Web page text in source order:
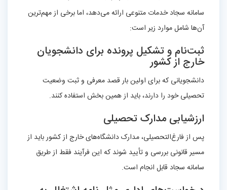
سامانه سجاد خدمات متنوعی ارائه می‌دهد، اما برخی از مهم‌ترین
آن‌ها شامل موارد زیر است:
ثبت‌نام و تشکیل پرونده برای دانشجویان
خارج از کشور
دانشجویانی که برای اولین بار قصد معرفی و ثبت وضعیت
تحصیلی خود را دارند، باید از همین بخش استفاده کنند.
ارزشیابی مدارک تحصیلی
پس از فارغ‌التحصیلی، مدارک دانشگاه‌های خارج از کشور باید از
مسیر قانونی بررسی و تأیید شوند که این فرآیند فقط از طریق
سامانه سجاد قابل انجام است.